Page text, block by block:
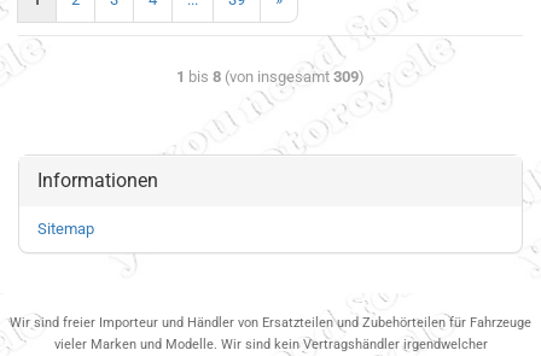
1 bis 8 (von insgesamt 309)
Informationen
Sitemap
Wir sind freier Importeur und Händler von Ersatzteilen und Zubehörteilen für Fahrzeuge
vieler Marken und Modelle. Wir sind kein Vertragshändler irgendwelcher